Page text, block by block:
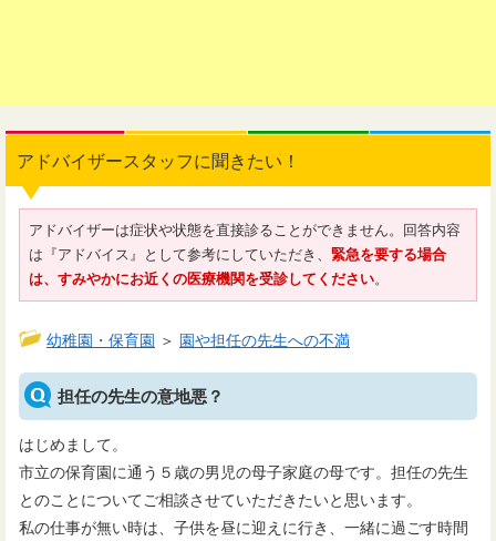
アドバイザースタッフに聞きたい！
アドバイザーは症状や状態を直接診ることができません。回答内容
は『アドバイス』として参考にしていただき、 緊急を要する場合
は、すみやかにお近くの医療機関を受診してください。
幼稚園・保育園 ＞ 園や担任の先生への不満
担任の先生の意地悪？
はじめまして。
市立の保育園に通う５歳の男児の母子家庭の母です。担任の先生
とのことについてご相談させていただきたいと思います。
私の仕事が無い時は、子供を昼に迎えに行き、一緒に過ごす時間